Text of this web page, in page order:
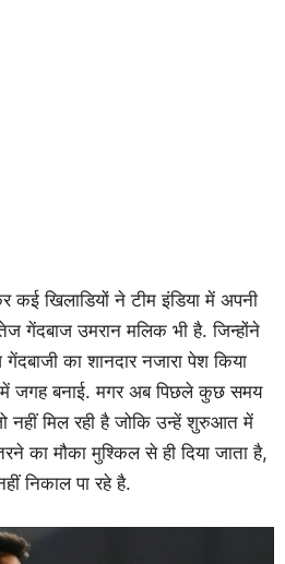
कई खिलाडियों ने टीम इंडिया में अपनी
गेंदबाज उमरान मलिक भी है. जिन्होंने
का शानदार नजारा पेश किया
जगह बनाई. मगर अब पिछले कुछ समय
नहीं मिल रही है जोकि उन्हें शुरुआत में
का मौका मुश्किल से ही दिया जाता है,
निकाल पा रहे है.